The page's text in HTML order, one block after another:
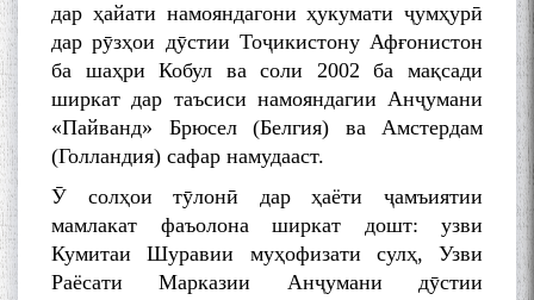
дар ҳайати намояндагони ҳукумати ҷумҳурӣ
дар рӯзҳои дӯстии Тоҷикистону Афғонистон
ба шаҳри Кобул ва соли 2002 ба мақсади
ширкат дар таъсиси намояндагии Анҷумани
«Пайванд» Брюсел (Белгия) ва Амстердам
(Голландия) сафар намудааст.
Ӯ солҳои тӯлонӣ дар ҳаёти ҷамъиятии
мамлакат фаъолона ширкат дошт: узви
Кумитаи Шуравии муҳофизати сулҳ, Узви
Раёсати Марказии Анҷумани дӯстии